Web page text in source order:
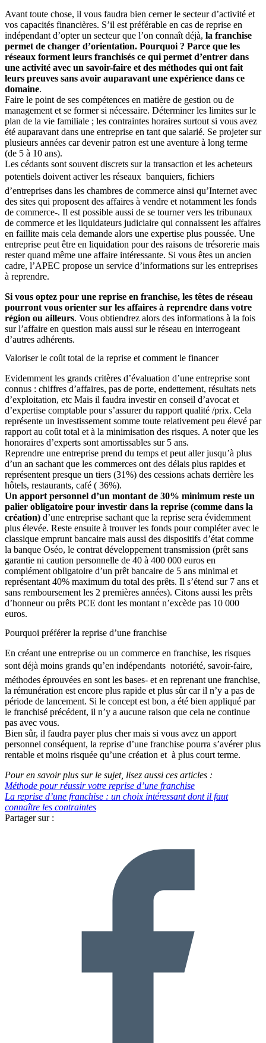
Avant toute chose, il vous faudra bien cerner le secteur d’activité et
vos capacités financières. S’il est préférable en cas de reprise en
indépendant d’opter un secteur que l’on connaît déjà, la franchise
permet de changer d’orientation. Pourquoi ? Parce que les
réseaux forment leurs franchisés ce qui permet d’entrer dans
une activité avec un savoir-faire et des méthodes qui ont fait
leurs preuves sans avoir auparavant une expérience dans ce
domaine.
Faire le point de ses compétences en matière de gestion ou de
management et se former si nécessaire. Déterminer les limites sur le
plan de la vie familiale ; les contraintes horaires surtout si vous avez
été auparavant dans une entreprise en tant que salarié. Se projeter sur
plusieurs années car devenir patron est une aventure à long terme
(de 5 à 10 ans).
Les cédants sont souvent discrets sur la transaction et les acheteurs
potentiels doivent activer les réseaux  banquiers, fichiers
d’entreprises dans les chambres de commerce ainsi qu’Internet avec
des sites qui proposent des affaires à vendre et notamment les fonds
de commerce-. Il est possible aussi de se tourner vers les tribunaux
de commerce et les liquidateurs judiciaire qui connaissent les affaires
en faillite mais cela demande alors une expertise plus poussée. Une
entreprise peut être en liquidation pour des raisons de trésorerie mais
rester quand même une affaire intéressante. Si vous êtes un ancien
cadre, l’APEC propose un service d’informations sur les entreprises
à reprendre.
Si vous optez pour une reprise en franchise, les têtes de réseau
pourront vous orienter sur les affaires à reprendre dans votre
région ou ailleurs. Vous obtiendrez alors des informations à la fois
sur l’affaire en question mais aussi sur le réseau en interrogeant
d’autres adhérents.
Valoriser le coût total de la reprise et comment le financer
Evidemment les grands critères d’évaluation d’une entreprise sont
connus : chiffres d’affaires, pas de porte, endettement, résultats nets
d’exploitation, etc Mais il faudra investir en conseil d’avocat et
d’expertise comptable pour s’assurer du rapport qualité /prix. Cela
représente un investissement somme toute relativement peu élevé par
rapport au coût total et à la minimisation des risques. A noter que les
honoraires d’experts sont amortissables sur 5 ans.
Reprendre une entreprise prend du temps et peut aller jusqu’à plus
d’un an sachant que les commerces ont des délais plus rapides et
représentent presque un tiers (31%) des cessions achats derrière les
hôtels, restaurants, café ( 36%).
Un apport personnel d’un montant de 30% minimum reste un
palier obligatoire pour investir dans la reprise (comme dans la
création) d’une entreprise sachant que la reprise sera évidemment
plus élevée. Reste ensuite à trouver les fonds pour compléter avec le
classique emprunt bancaire mais aussi des dispositifs d’état comme
la banque Oséo, le contrat développement transmission (prêt sans
garantie ni caution personnelle de 40 à 400 000 euros en
complément obligatoire d’un prêt bancaire de 5 ans minimal et
représentant 40% maximum du total des prêts. Il s’étend sur 7 ans et
sans remboursement les 2 premières années). Citons aussi les prêts
d’honneur ou prêts PCE dont les montant n’excède pas 10 000
euros.
Pourquoi préférer la reprise d’une franchise
En créant une entreprise ou un commerce en franchise, les risques
sont déjà moins grands qu’en indépendants  notoriété, savoir-faire,
méthodes éprouvées en sont les bases- et en reprenant une franchise,
la rémunération est encore plus rapide et plus sûr car il n’y a pas de
période de lancement. Si le concept est bon, a été bien appliqué par
le franchisé précédent, il n’y a aucune raison que cela ne continue
pas avec vous.
Bien sûr, il faudra payer plus cher mais si vous avez un apport
personnel conséquent, la reprise d’une franchise pourra s’avérer plus
rentable et moins risquée qu’une création et à plus court terme.
Pour en savoir plus sur le sujet, lisez aussi ces articles :
Méthode pour réussir votre reprise d’une franchise
La reprise d’une franchise : un choix intéressant dont il faut
connaître les contraintes
Partager sur :